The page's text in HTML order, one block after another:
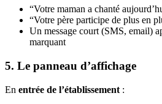
“Votre maman a chanté
“Votre père participe de plus en
Un message court (SMS, email)
marquant
5. Le panneau d’affichage
En entrée de l’établissement :